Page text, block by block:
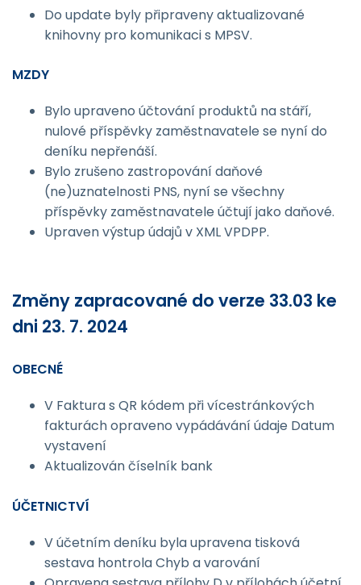
Do update byly připraveny aktualizované
knihovny pro komunikaci s MPSV.
MZDY
Bylo upraveno účtování produktů na stáří,
nulové příspěvky zaměstnavatele se nyní do
deníku nepřenáší.
Bylo zrušeno zastropování daňové
(ne)uznatelnosti PNS, nyní se všechny
příspěvky zaměstnavatele účtují jako daňové.
Upraven výstup údajů v XML VPDPP.
Změny zapracované do verze 33.03 ke
dni 23. 7. 2024
OBECNÉ
V Faktura s QR kódem při vícestránkových
fakturách opraveno vypádávání údaje Datum
vystavení
Aktualizován číselník bank
ÚČETNICTVÍ
V účetním deníku byla upravena tisková
sestava hontrola Chyb a varování